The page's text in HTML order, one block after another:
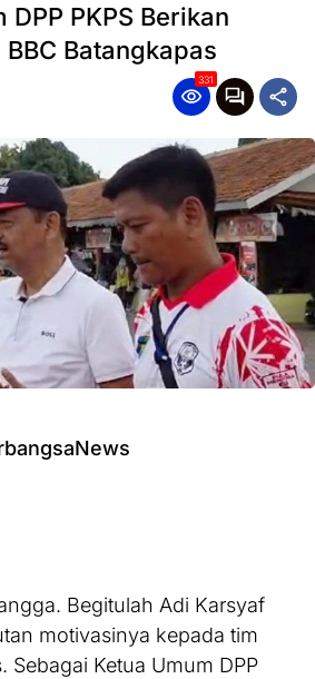
PKPS Berikan
Batangkapas
331
Begitulah Adi Karsyaf
motivasinya kepada tim
Sebagai Ketua Umum DPP